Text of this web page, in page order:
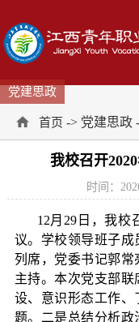
党建思政
首页 -> 党建思政
我校召开
时间：
12月29日，我校
议。学校领导班子成
列席，党委书记郭常
主持。本次党支部
设、意识形态工作、
题。二是总结分析